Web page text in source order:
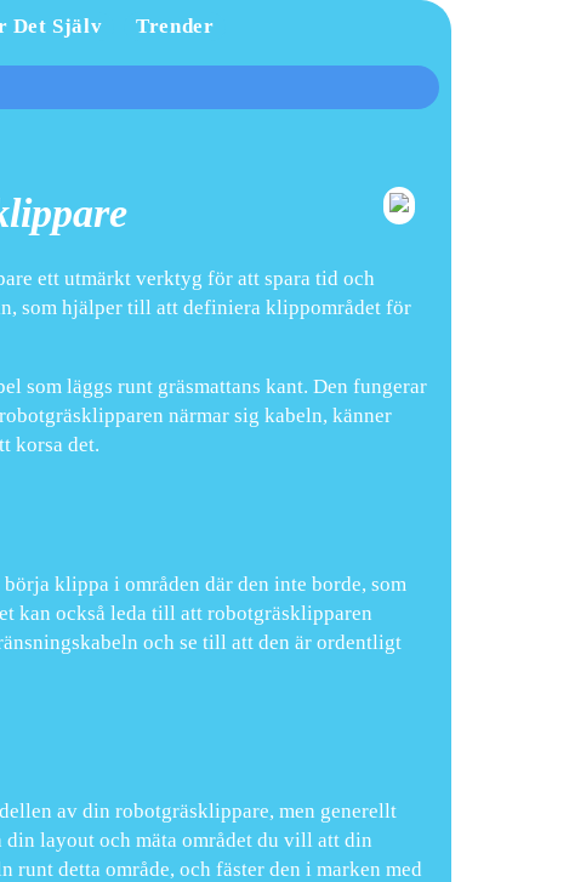
Det Själv Trender
ett utmärkt verktyg för att spara tid och
som hjälper till att definiera klippområdet för
som läggs runt gräsmattans kant. Den fungerar
närmar sig kabeln, känner
korsa det.
klippa i områden där den inte borde, som
kan också leda till att robotgräsklipparen
och se till att den är ordentligt
av din robotgräsklippare, men generellt
din layout och mäta området du vill att din
runt detta område, och fäster den i marken med